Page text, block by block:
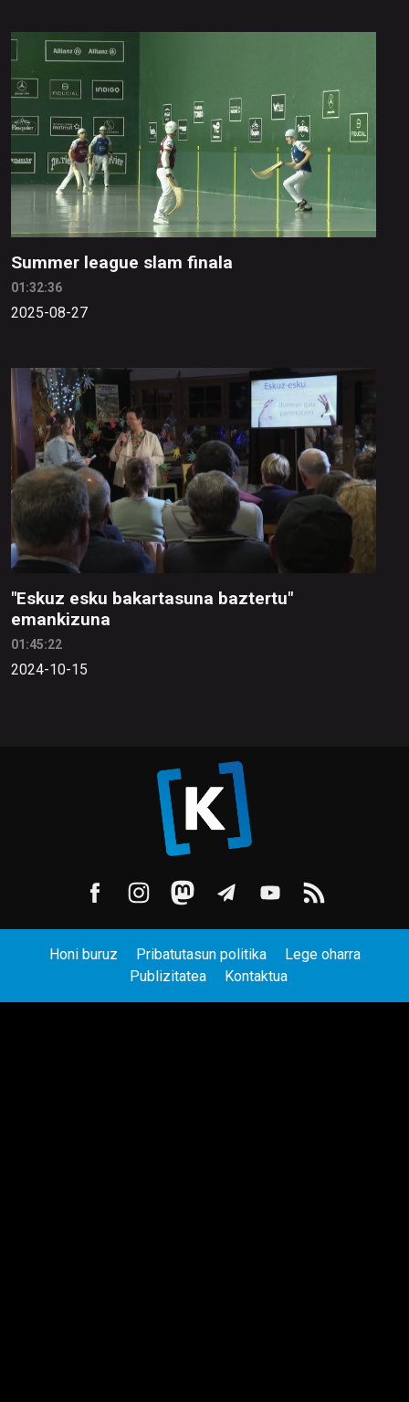
Summer league slam finala
01:32:36
2025-08-27
"Eskuz esku bakartasuna baztertu"
emankizuna
01:45:22
2024-10-15
Honi buruz Pribatutasun politika
Lege oharra
Publizitatea
Kontaktua